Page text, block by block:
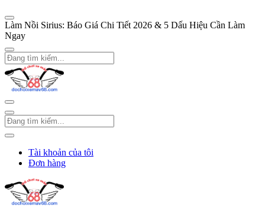
Làm Nồi Sirius: Báo Giá Chi Tiết 2026 & 5 Dấu Hiệu Cần Làm
Ngay
Tài khoản của tôi
Đơn hàng